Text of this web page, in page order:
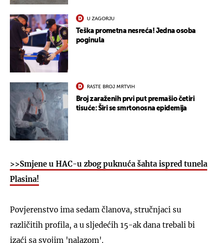
U ZAGORJU
Teška prometna nesreća! Jedna osoba
poginula
RASTE BROJ MRTVIH
Broj zaraženih prvi put premašio četiri
tisuće: Širi se smrtonosna epidemija
>>Smjene u HAC-u zbog puknuća šahta ispred tunela
Plasina!
Povjerenstvo ima sedam članova, stručnjaci su
različitih profila, a u sljedećih 15-ak dana trebali bi
izaći sa svojim 'nalazom'.